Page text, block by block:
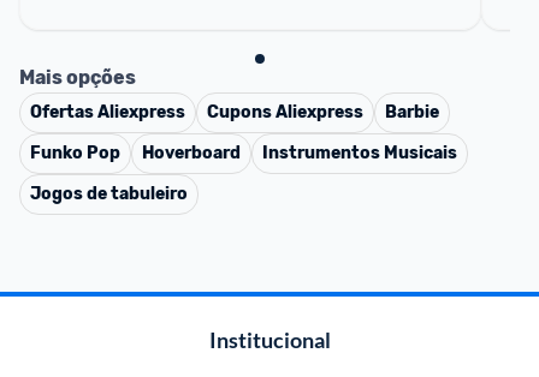
Mais opções
OfertasAliexpress CuponsAliexpress
Barbie
Funko Pop
Hoverboard
Instrumentos Musicais
Jogos de tabuleiro
Institucional